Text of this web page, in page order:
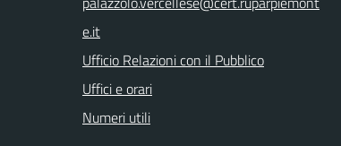
Ufficio Relazioni con il Pubblico
Uffici e orari
Numeri utili